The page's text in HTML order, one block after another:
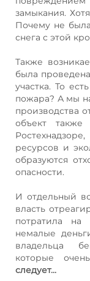
замыкания.
Почему не
снега с этой
Также
была
участка. То
пожара? А мы
производства
объект
ресурсов и
образуются
опасности.
И отдельный
власть
потратила на
немалые
владельца
которые
следует...